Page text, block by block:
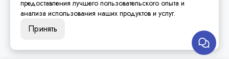
предоставления лучшего пользовательского опыта и
анализа использования наших продуктов и услуг.
Принять